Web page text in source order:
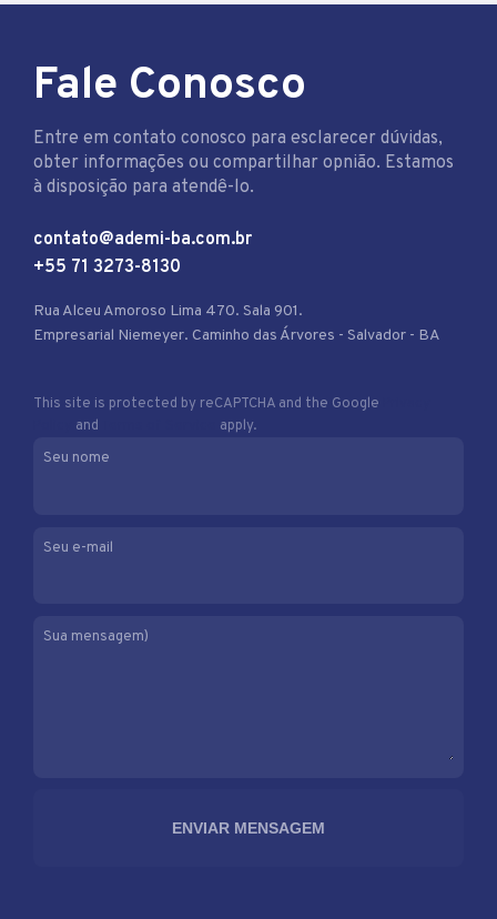
Fale Conosco
Entre em contato conosco para esclarecer dúvidas,
obter informações ou compartilhar opnião. Estamos
à disposição para atendê-lo.
contato@ademi-ba.com.br
+55 71 3273-8130
Rua Alceu Amoroso Lima 470. Sala 901.
Empresarial Niemeyer. Caminho das Árvores - Salvador - BA
This site is protected by reCAPTCHA and the Google
and
apply.
Seu nome
Seu e-mail
Sua mensagem)